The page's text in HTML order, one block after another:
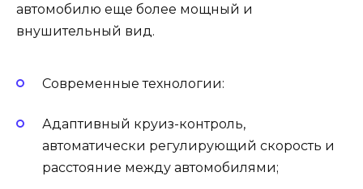
автомобилю еще более мощный и
внушительный вид.
Современные технологии:
Адаптивный круиз-контроль,
автоматически регулирующий скорость и
расстояние между автомобилями;